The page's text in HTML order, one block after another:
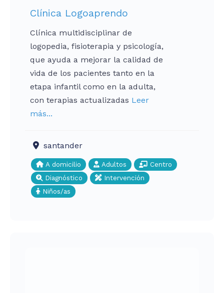
Clínica Logoaprendo
Clínica multidisciplinar de
logopedia, fisioterapia y psicología,
que ayuda a mejorar la calidad de
vida de los pacientes tanto en la
etapa infantil como en la adulta,
con terapias actualizadas Leer
más...
santander
A domicilio Adultos
Centro
Diagnóstico
Intervención
Niños/as